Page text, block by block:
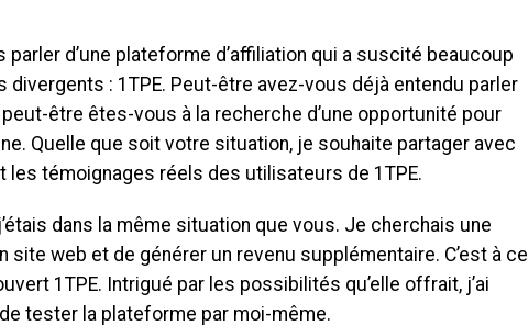
parler d’une plateforme d’affiliation qui a suscité beaucoup
divergents : 1TPE. Peut-être avez-vous déjà entendu parler
être êtes-vous à la recherche d’une opportunité pour
Quelle que soit votre situation, je souhaite partager avec
les témoignages réels des utilisateurs de 1TPE.
dans la même situation que vous. Je cherchais une
site web et de générer un revenu supplémentaire. C’est à ce
1TPE. Intrigué par les possibilités qu’elle offrait, j’ai
tester la plateforme par moi-même.